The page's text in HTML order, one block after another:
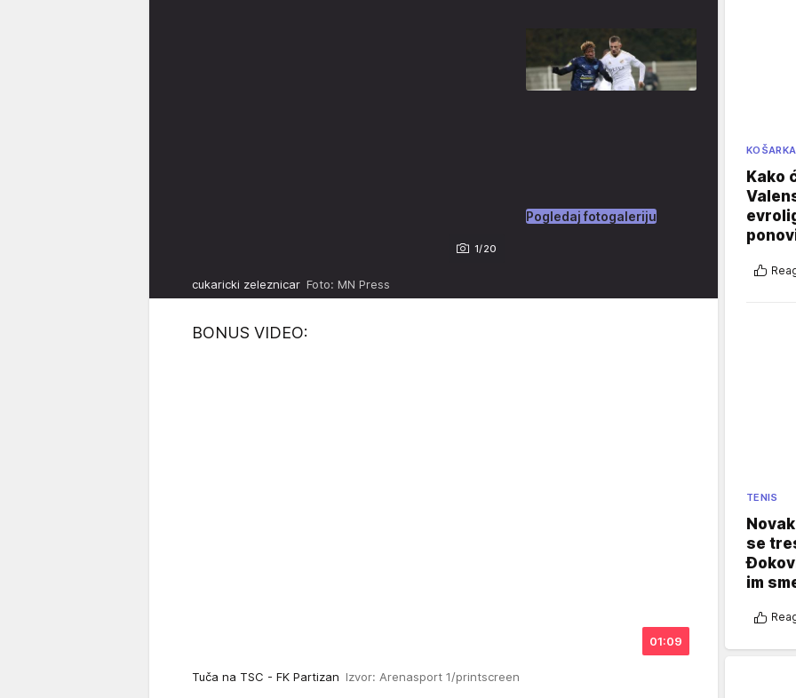
1/20
Pogledaj fotogaleriju
cukaricki zeleznicar Foto: MN Press
BONUS VIDEO:
01:09
Tuča na TSC - FK Partizan Izvor: Arenasport 1/printscreen
KOŠARKA
Kako
TENIS
se
im